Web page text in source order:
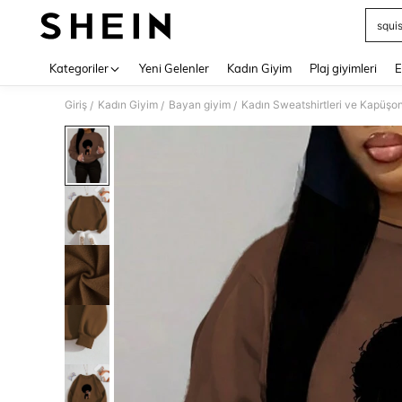
Kategoriler Yeni Gelenler Kadın Giyim Plaj giyimleri
Giriş / Kadın Giyim / Bayan giyim / Kadın Sweatshirtleri ve